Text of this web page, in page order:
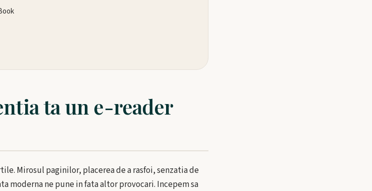
ta un e-reader
Mirosul paginilor, placerea de a rasfoi, senzatia de
moderna ne pune in fata altor provocari. Incepem sa